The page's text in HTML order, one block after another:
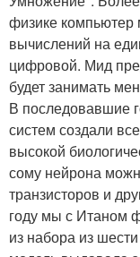
физике
вычислений на
цифровой. Мид
будет занимать
В последовавшие
систем создали
высокой
сому нейрона
транзисторов и
году мы с Итаном
из набора из